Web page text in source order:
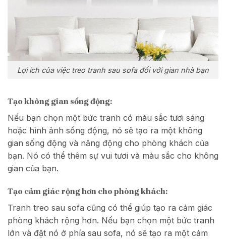
Lợi ích của việc treo tranh sau sofa đối với gian nhà bạn
Tạo không gian sống động:
Nếu bạn chọn một bức tranh có màu sắc tươi sáng
hoặc hình ảnh sống động, nó sẽ tạo ra một không
gian sống động và năng động cho phòng khách của
bạn. Nó có thể thêm sự vui tươi và màu sắc cho không
gian của bạn.
Tạo cảm giác rộng hơn cho phòng khách:
Tranh treo sau sofa cũng có thể giúp tạo ra cảm giác
phòng khách rộng hơn. Nếu bạn chọn một bức tranh
lớn và đặt nó ở phía sau sofa, nó sẽ tạo ra một cảm